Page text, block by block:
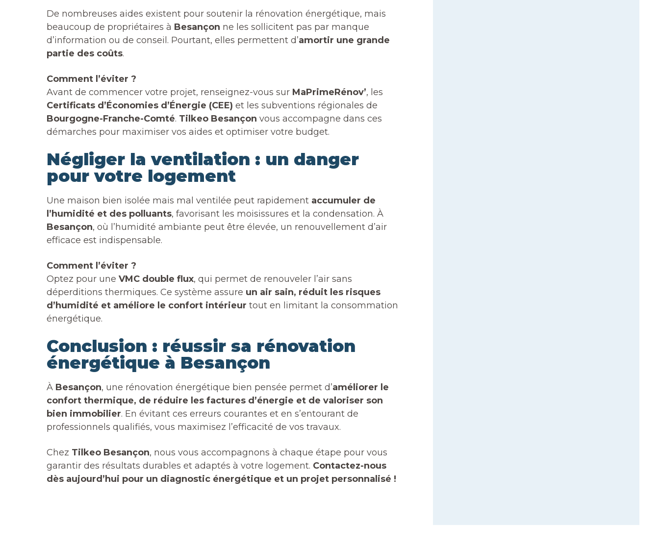
De nombreuses aides existent pour soutenir la rénovation énergétique, mais
beaucoup de propriétaires à Besançon ne les sollicitent pas par manque
d’information ou de conseil. Pourtant, elles permettent d’amortir une grande
partie des coûts.
Comment l’éviter ?
Avant de commencer votre projet, renseignez-vous sur MaPrimeRénov’, les
Certificats d’Économies d’Énergie (CEE) et les subventions régionales de
Bourgogne-Franche-Comté. Tilkeo Besançon vous accompagne dans ces
démarches pour maximiser vos aides et optimiser votre budget.
Négliger la ventilation : un danger
pour votre logement
Une maison bien isolée mais mal ventilée peut rapidement accumuler de
l’humidité et des polluants, favorisant les moisissures et la condensation. À
Besançon, où l’humidité ambiante peut être élevée, un renouvellement d’air
efficace est indispensable.
Comment l’éviter ?
Optez pour une VMC double flux, qui permet de renouveler l’air sans
déperditions thermiques. Ce système assure un air sain, réduit les risques
d’humidité et améliore le confort intérieur tout en limitant la consommation
énergétique.
Conclusion : réussir sa rénovation
énergétique à Besançon
À Besançon, une rénovation énergétique bien pensée permet d’améliorer le
confort thermique, de réduire les factures d’énergie et de valoriser son
bien immobilier. En évitant ces erreurs courantes et en s’entourant de
professionnels qualifiés, vous maximisez l’efficacité de vos travaux.
Chez Tilkeo Besançon, nous vous accompagnons à chaque étape pour vous
garantir des résultats durables et adaptés à votre logement. Contactez-nous
dès aujourd’hui pour un diagnostic énergétique et un projet personnalisé !